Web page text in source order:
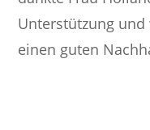
Unterstützung
einen guten